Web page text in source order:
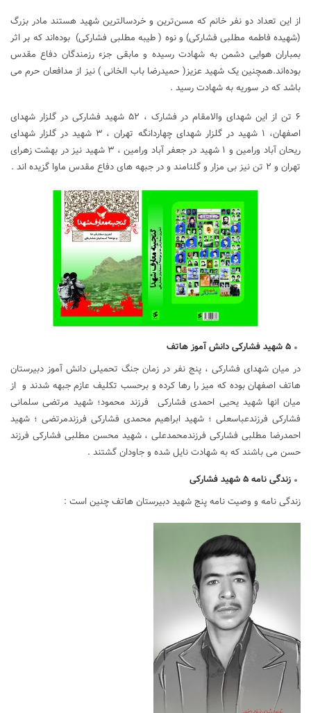
از این تعداد دو نفر خانم که مسن‌ترین و خردسالترین شهید هستند مادر بزرگ
(شهیده فاطمه مطلبی فشارکی) و نوه ( طیبه مطلبی فشارکی) بوده‌اند که بر اثر
بمباران هوایی دشمن به‌ شهادت رسیده و مابقی جزء رزمندگان دفاع مقدس
بوده‌اند.همچنین یک شهید عزیز( حمیدرضا باب الخانی ) نیز از مدافعان حرم می
باشد که در سوریه به شهادت رسید .
۶ تن از این شهدای والامقام در فشارک ، ۵۲ شهید فشارکی در گلزار شهدای
اصفهان، ۱ شهید در گلزار شهدای چهاردانگه تهران ، ۳ شهید در گلزار شهدای
ریحان آباد ورامین و ۱ شهید در جعفر آباد ورامین ، ۳ شهید نیز در بهشت زهرای
تهران و ۲ تن نیز بی مزار و گلنامند و در جبهه های دفاع مقدس ماوا گزیده اند .
۵ شهید فشارکی
دانش آموز هاتف
در میان شهدای فشارکی ، پنج نفر در زمان جنگ تحمیلی دانش آموز دبیرستان
هاتف اصفهان بوده که میز را رها کرده و برحسب تکلیف عازم جبهه شدند و از
میان انها شهید یحیی احمدی فشارکی فرزند محمود؛ شهید مرتضی سلمانی
فشارکی فرزندعباسعلی ؛ شهید ابراهیم محمدی فشارکی فرزندمرتضی ؛ شهید
احمدرضا مطلبی فشارکی فرزندمحمدعلی ، شهید محسن مطلبی فشارکی فرزند
حسن می باشند که به شهادت نایل شده و جاودان گشتند .
زندگی نامه ۵ شهید فشارکی
زندگی نامه و وصیت نامه پنج شهید دبیرستان هاتف چنین است :